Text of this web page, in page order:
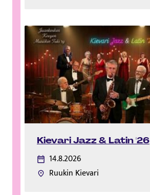
Kievari Jazz & Latin '26
14.8.2026
Ruukin Kievari